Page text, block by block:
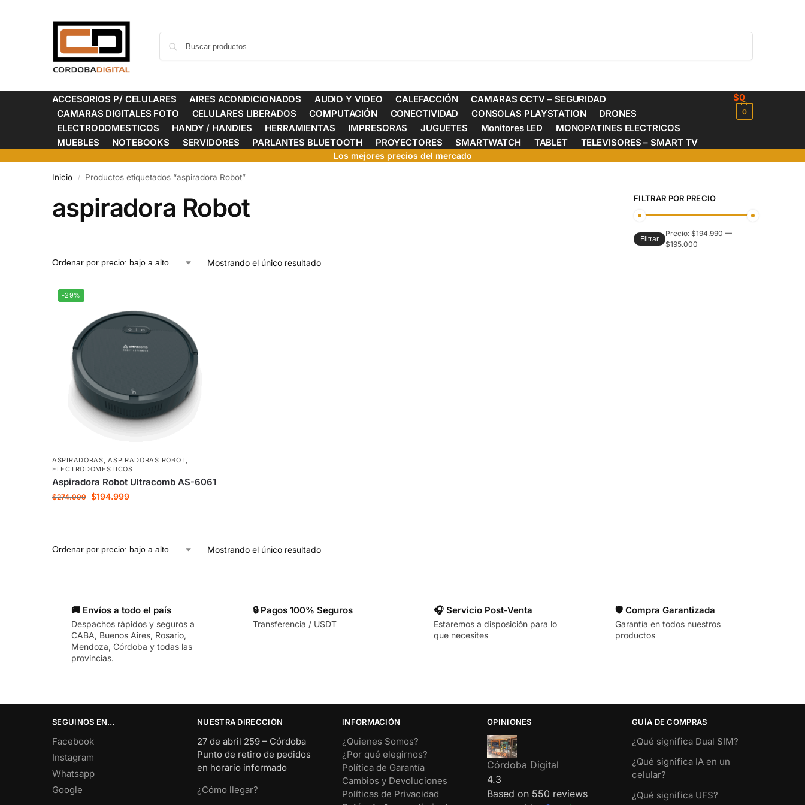
ACCESORIOS P/ CELULARES AIRES ACONDICIONADOS AUDIO Y VIDEO CALEFACCIÓN
CAMARAS CCTV – SEGURIDAD
CAMARAS DIGITALES FOTO
CELULARES LIBERADOS COMPUTACIÓN CONECTIVIDAD CONSOLAS PLAYSTATION
DRONES
ELECTRODOMESTICOS
HANDY / HANDIES HERRAMIENTAS IMPRESORAS JUGUETES Monitores LED
MONOPATINES ELECTRICOS
MUEBLES
NOTEBOOKS SERVIDORES PARLANTES BLUETOOTH PROYECTORES SMARTWATCH TABLET TELEVISORES – SMART TV
$0
0
Los mejores precios del mercado
Inicio / Productos etiquetados “aspiradora Robot”
aspiradora Robot
Mostrando el único resultado
-29%
ASPIRADORAS,ASPIRADORAS ROBOT,
ELECTRODOMESTICOS
Aspiradora Robot Ultracomb AS-6061
$274.999 $194.999
Mostrando el único resultado
FILTRAR POR PRECIO
Filtrar
Precio: $194.990 —
$195.000
🚚 Envíos a todo el país
Despachos rápidos y seguros a
CABA, Buenos Aires, Rosario,
Mendoza, Córdoba y todas las
provincias.
🔒 Pagos 100% Seguros
Transferencia / USDT
🎧 Servicio Post-Venta
Estaremos a disposición para lo
que necesites
🛡️ Compra Garantizada
Garantía en todos nuestros
productos
SEGUINOS EN…
Facebook
Instagram
Whatsapp
Google
NUESTRA DIRECCIÓN
27 de abril 259 – Córdoba
Punto de retiro de pedidos
en horario informado
¿Cómo llegar?
INFORMACIÓN
¿Quienes Somos?
¿Por qué elegirnos?
Política de Garantía
Cambios y Devoluciones
Políticas de Privacidad
OPINIONES
Córdoba Digital
4.3
Based on 550 reviews
GUÍA DE COMPRAS
¿Qué significa Dual SIM?
¿Qué significa IA en un
celular?
¿Qué significa UFS?